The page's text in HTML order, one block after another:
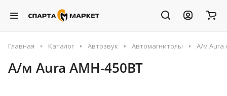
Главная Каталог Автозвук Автомагнитолы А/м Aura
А/м Aura AMH-450BT